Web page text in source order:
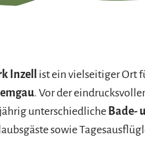
Inzell ist ein vielseitiger Ort
. Vor der
unterschiedliche Bade-
sowie